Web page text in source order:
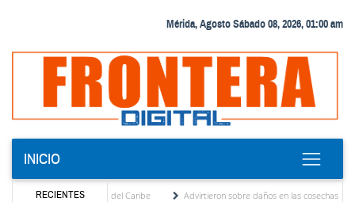
Mérida, Agosto Sábado 08, 2026, 01:00 am
INICIO
RECIENTESy del Caribe
Advirtieron sobre daños en las cosechas de los Andes